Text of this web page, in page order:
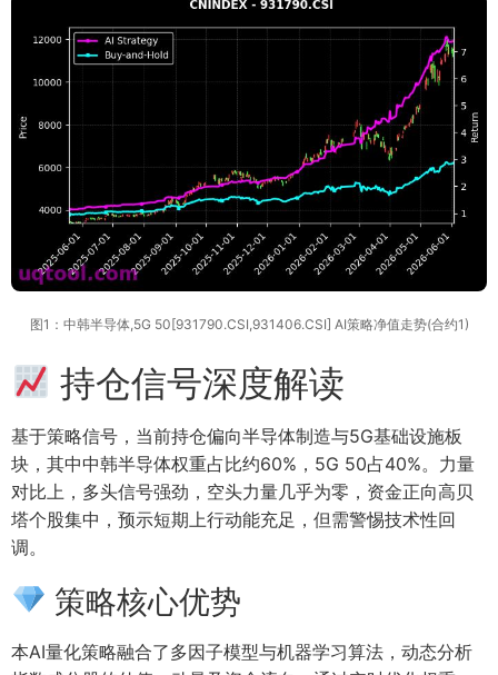
图1：中韩半导体,5G 50[931790.CSI,931406.CSI] AI策略净值走势(合约1)
持仓信号深度解读
基于策略信号，当前持仓偏向半导体制造与5G基础设施板
块，其中中韩半导体权重占比约60%，5G 50占40%。力量
对比上，多头信号强劲，空头力量几乎为零，资金正向高贝
塔个股集中，预示短期上行动能充足，但需警惕技术性回
调。
策略核心优势
本AI量化策略融合了多因子模型与机器学习算法，动态分析